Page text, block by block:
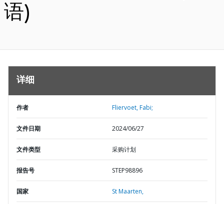
语)
详细
作者 Fliervoet, Fabi;
文件日期 2024/06/27
文件类型 采购计划
报告号 STEP98896
国家 St Maarten,